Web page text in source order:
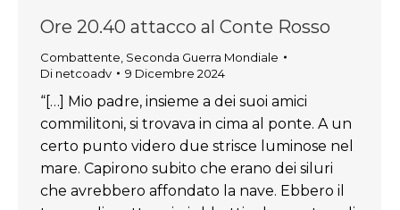
Ore 20.40 attacco al Conte Rosso
Combattente Seconda Guerra Mondiale
Di netcoadv 9 Dicembre 2024
“[…] Mio padre, insieme a dei suoi amici
commilitoni, si trovava in cima al ponte. A un
certo punto videro due strisce luminose nel
mare. Capirono subito che erano dei siluri
che avrebbero affondato la nave. Ebbero il